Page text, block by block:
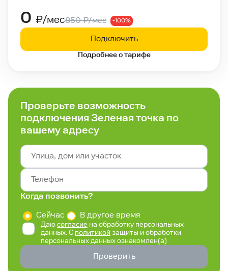
0 ₽/мес850₽/мес -100%
Подключить
Подробнее о тарифе
Проверьте возможность
подключения Зеленая точка по
вашему адресу
Когда позвонить?
Сейчас
В другое время
Даюсогласие на обработку персональных
данных. С политикойзащиты и обработки
персональных данных ознакомлен(а)
Проверить